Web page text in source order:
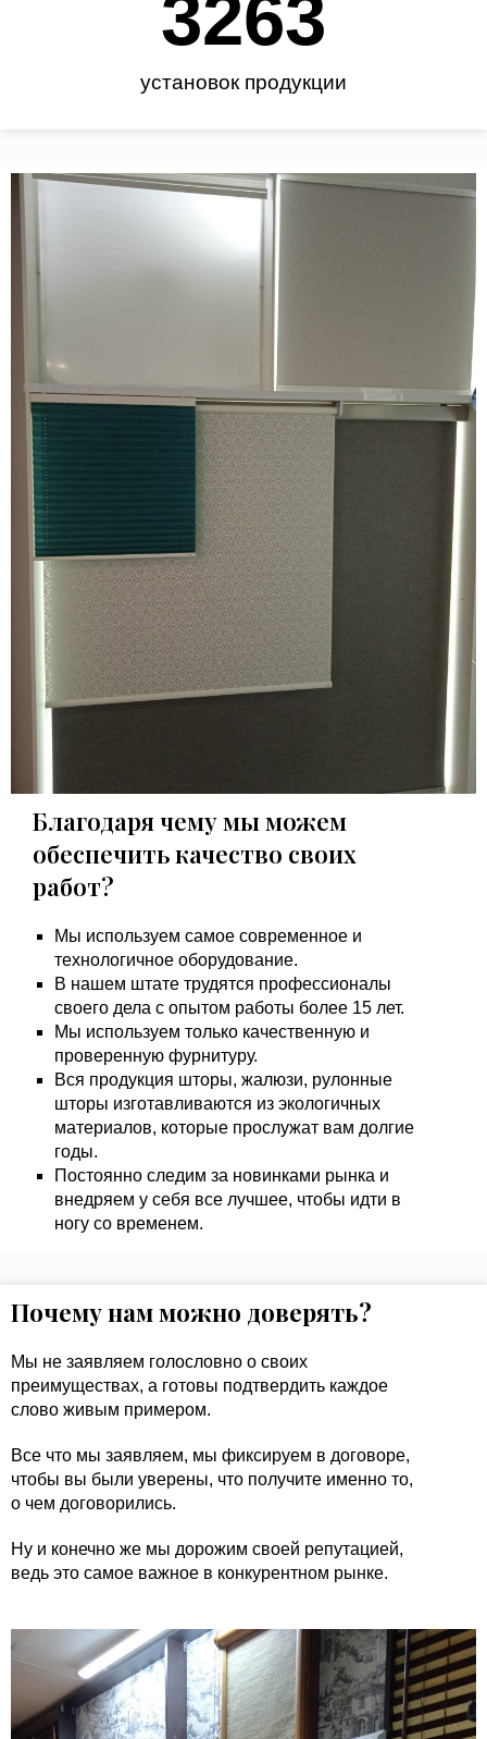
установок продукции
3450
Благодаря чему мы можем
обеспечить качество своих
работ?
Мы используем самое современное и
технологичное оборудование.
В нашем штате трудятся профессионалы
своего дела с опытом работы более 15 лет.
Мы используем только качественную и
проверенную фурнитуру.
Вся продукция шторы, жалюзи, рулонные
шторы изготавливаются из экологичных
материалов, которые прослужат вам долгие
годы.
Постоянно следим за новинками рынка и
внедряем у себя все лучшее, чтобы идти в
ногу со временем.
Почему нам можно доверять?
Мы не заявляем голословно о своих
преимуществах, а готовы подтвердить каждое
слово живым примером.
Все что мы заявляем, мы фиксируем в договоре,
чтобы вы были уверены, что получите именно то,
о чем договорились.
Ну и конечно же мы дорожим своей репутацией,
ведь это самое важное в конкурентном рынке.